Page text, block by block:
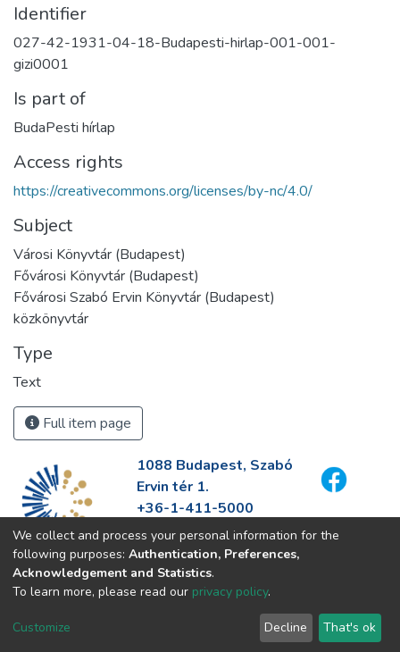
Identifier
027-42-1931-04-18-Budapesti-hirlap-001-001-
gizi0001
Is part of
BudaPesti hírlap
Access rights
https://creativecommons.org/licenses/by-nc/4.0/
Subject
Városi Könyvtár (Budapest)
Fővárosi Könyvtár (Budapest)
Fővárosi Szabó Ervin Könyvtár (Budapest)
közkönyvtár
Type
Text
Full item page
1088 Budapest, Szabó
Ervin tér 1.
+36-1-411-5000
info@fszek.hu
https://fszek.hu
We collect and process your personal information for the
following purposes: Authentication, Preferences,
Acknowledgement and Statistics.
To learn more, please read our privacy policy.
Customize Decline That's ok